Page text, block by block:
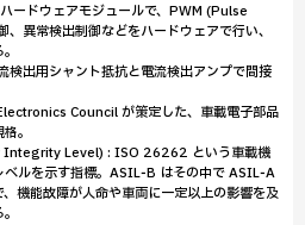
ードウェアモジュールで、PWM (Pulse
異常検出制御などをハードウェアで行い、
出用シャント抵抗と電流検出アンプで間接
Council が策定した、車載電子部品
。
Level) : ISO 26262 という車載機
ルを示す指標。ASIL‑B はその中で ASIL‑A
機能故障が人命や車両に一定以上の影響を及